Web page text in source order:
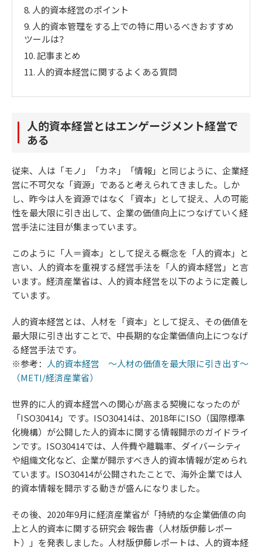
8. 人的資本経営のポイント
9. 人的資本管理をする上での特に用いるべきおすすめ
ツールは？
10. 記事まとめ
11. 人的資本経営に関するよくある質問
人的資本経営とはエンゲージメント経営で
ある
従来、人は「モノ」「カネ」「情報」と同じように、企業経
営に不可欠な「資源」であると考えられてきました。しか
し、昨今は人を資源ではなく「資本」として捉え、人の可能
性を最大限に引き出して、企業の価値向上につなげていく経
営手法に注目が集まっています。
このように「人＝資本」として捉える概念を「人的資本」と
言い、人的資本を重視する経営手法を「人的資本経営」と言
います。経済産業省は、人的資本経営を以下のように定義し
ています。
人的資本経営とは、人材を「資本」として捉え、その価値を
最大限に引き出すことで、中長期的な企業価値向上につなげ
る経営手法です。
※参考： 人的資本経営 ～人材の価値を最大限に引き出す～
（METI/経済産業省）
世界的に人的資本経営への関心が高まる契機になったのが
「ISO30414」です。ISO30414は、2018年にISO（国際標準
化機構）が公開した人的資本に関する情報開示のガイドライ
ンです。ISO30414では、人件費や離職率、ダイバーシティ
や組織文化など、企業が開示すべき人的資本情報が定められ
ています。ISO30414が公開されたことで、海外企業では人
的資本情報を開示する動きが盛んになりました。
その後、2020年9月に経済産業省が「持続的な企業価値の向
上と人的資本に関する研究会 報告書（人材版伊藤レポー
ト）」を発表しました。人材版伊藤レポートは、人的資本経